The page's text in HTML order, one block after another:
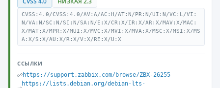
CVSS:4.0/CVSS:4.0/AV:A/AC:H/AT:N/PR:N/UI:N/VC:L/VI:
N/VA:N/SC:N/SI:N/SA:N/E:X/CR:X/IR:X/AR:X/MAV:X/MAC:
X/MAT:X/MPR:X/MUI:X/MVC:X/MVI:X/MVA:X/MSC:X/MSI:X/MS
A:X/S:X/AU:X/R:X/V:X/RE:X/U:X
ССЫЛКИ
https://support.zabbix.com/browse/ZBX-26255
https://lists.debian.org/debian-lts-